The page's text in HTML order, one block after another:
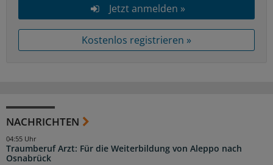
Jetzt anmelden »
Kostenlos registrieren »
NACHRICHTEN
Traumberuf Arzt: Für die Weiterbildung von Aleppo nach
Osnabrück
04:55 Uhr